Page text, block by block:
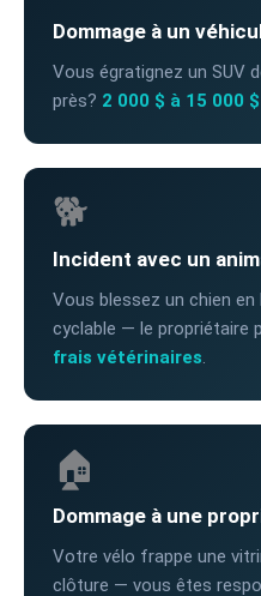
Dommage à un
Vous égratignez un SUV
près? 2 000 $ à 15 000 $
🐕
Incident avec un
Vous blessez un chien
cyclable — le propriétaire
frais vétérinaires.
🏠
Dommage à une
Votre vélo frappe une
clôture — vous êtes